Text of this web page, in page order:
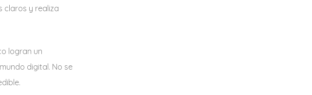
claros y realiza
logran un
digital. No se